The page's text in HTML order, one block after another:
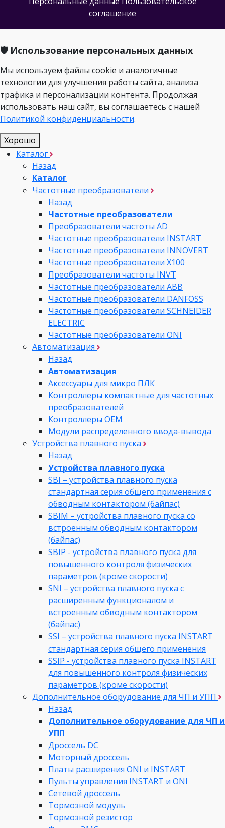
соглашение
🛡️ Использование персональных данных
Мы используем файлы cookie и аналогичные
технологии для улучшения работы сайта, анализа
трафика и персонализации контента. Продолжая
использовать наш сайт, вы соглашаетесь с нашей
Политикой конфиденциальности.
Хорошо
Каталог
Назад
Каталог
Частотные преобразователи
Назад
Частотные преобразователи
Преобразователи частоты AD
Частотные преобразователи INSTART
Частотные преобразователи INNOVERT
Частотные преобразователи Х100
Преобразователи частоты INVT
Частотные преобразователи ABB
Частотные преобразователи DANFOSS
Частотные преобразователи SCHNEIDER
ELECTRIC
Частотные преобразователи ONI
Автоматизация
Назад
Автоматизация
Аксессуары для микро ПЛК
Контроллеры компактные для частотных
преобразователей
Контроллеры ОЕМ
Модули распределенного ввода-вывода
Устройства плавного пуска
Назад
Устройства плавного пуска
SBI – устройства плавного пуска
стандартная серия общего применения с
обводным контактором (байпас)
SBIM – устройства плавного пуска со
встроенным обводным контактором
(байпас)
SBIP - устройства плавного пуска для
повышенного контроля физических
параметров (кроме скорости)
SNI – устройства плавного пуска с
расширенным функционалом и
встроенным обводным контактором
(байпас)
SSI – устройства плавного пуска INSTART
стандартная серия общего применения
SSIP - устройства плавного пуска INSTART
для повышенного контроля физических
параметров (кроме скорости)
Дополнительное оборудование для ЧП и УПП
Назад
Дополнительное оборудование для ЧП и
УПП
Дроссель DC
Моторный дроссель
Платы расширения ONI и INSTART
Пульты управления INSTART и ONI
Сетевой дроссель
Тормозной модуль
Тормозной резистор